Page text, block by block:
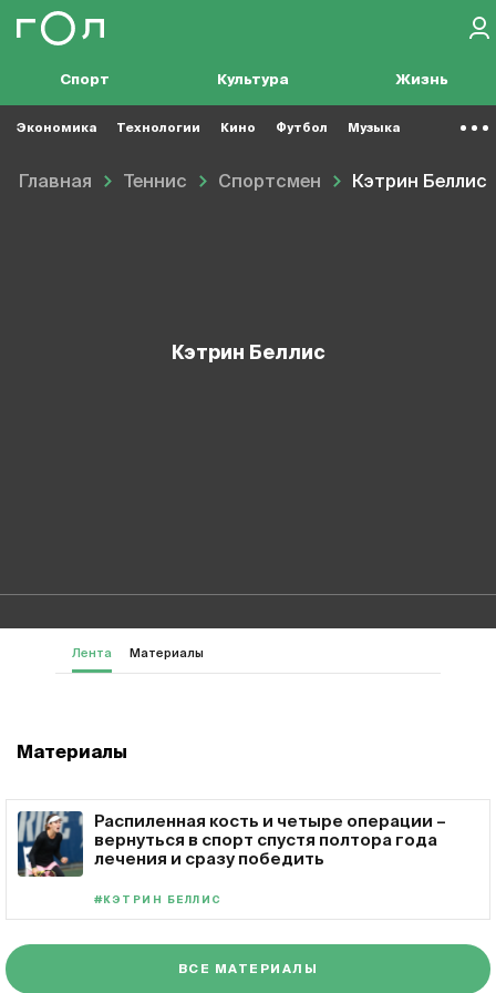
Спорт Культура Жизнь
Экономика Технологии Кино Футбол Музыка
Главная Теннис Спортсмен Кэтрин Беллис
Кэтрин Беллис
Лента Материалы
Материалы
Распиленная кость и четыре операции –
вернуться в спорт спустя полтора года
лечения и сразу победить
#КЭТРИН БЕЛЛИС
ВСЕ МАТЕРИАЛЫ